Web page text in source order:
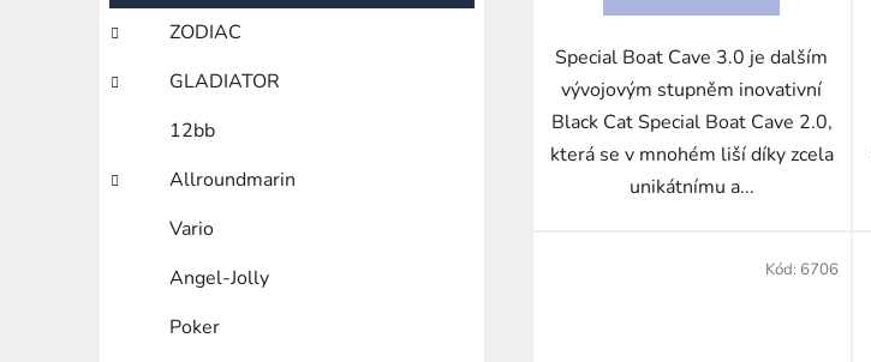
ZODIAC
GLADIATOR
12bb
Allroundmarin
Vario
Angel-Jolly
Poker
Special Boat Cave 3.0 je dalším
vývojovým stupněm inovativní
Black Cat Special Boat Cave 2.0,
která se v mnohém liší díky zcela
unikátnímu a...
Kód: 6706